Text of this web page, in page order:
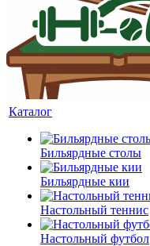
Каталог
Бильярдные столы
Бильярдные кии
Настольный теннис
Настольный футбол